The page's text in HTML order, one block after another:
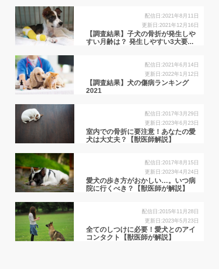
配信日:2021年8月11日
更新日:2021年12月16日
【調査結果】子犬の骨折が発生しや
すい月齢は？ 発生しやすい3大要...
配信日:2021年6月14日
更新日:2022年1月12日
【調査結果】犬の傷病ランキング
2021
配信日:2017年3月29日
更新日:2023年6月23日
室内での骨折に要注意！あなたの愛
犬は大丈夫？【獣医師解説】
配信日:2017年8月15日
更新日:2023年4月24日
愛犬の歩き方がおかしい…。いつ病
院に行くべき？【獣医師が解説】
配信日:2015年11月28日
更新日:2023年5月23日
全てのしつけに必要！愛犬とのアイ
コンタクト【獣医師が解説】